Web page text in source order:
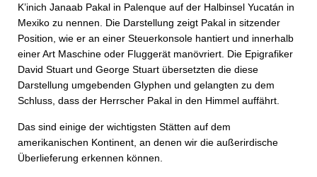
K’inich Janaab Pakal in Palenque auf der Halbinsel Yucatán in
Mexiko zu nennen. Die Darstellung zeigt Pakal in sitzender
Position, wie er an einer Steuerkonsole hantiert und innerhalb
einer Art Maschine oder Fluggerät manövriert. Die Epigrafiker
David Stuart und George Stuart übersetzten die diese
Darstellung umgebenden Glyphen und gelangten zu dem
Schluss, dass der Herrscher Pakal in den Himmel auffährt.
Das sind einige der wichtigsten Stätten auf dem
amerikanischen Kontinent, an denen wir die außerirdische
Überlieferung erkennen können.